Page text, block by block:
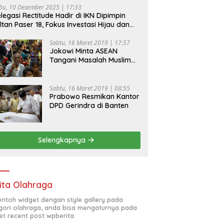
10 Desember 2025 | 17:33
Rectitude Hadir di IKN Dipimpin
Paser 18, Fokus Investasi Hijau dan
Sabtu, 16 Maret 2019 | 17:57
Jokowi Minta ASEAN
Tangani Masalah Muslim
Sabtu, 16 Maret 2019 | 08:55
Prabowo Resmikan Kantor
DPD Gerindra di Banten
Selengkapnya
Olahraga
widget dengan style gallery pada
olahraga, anda bisa mengaturnya pada
recent post wpberita.